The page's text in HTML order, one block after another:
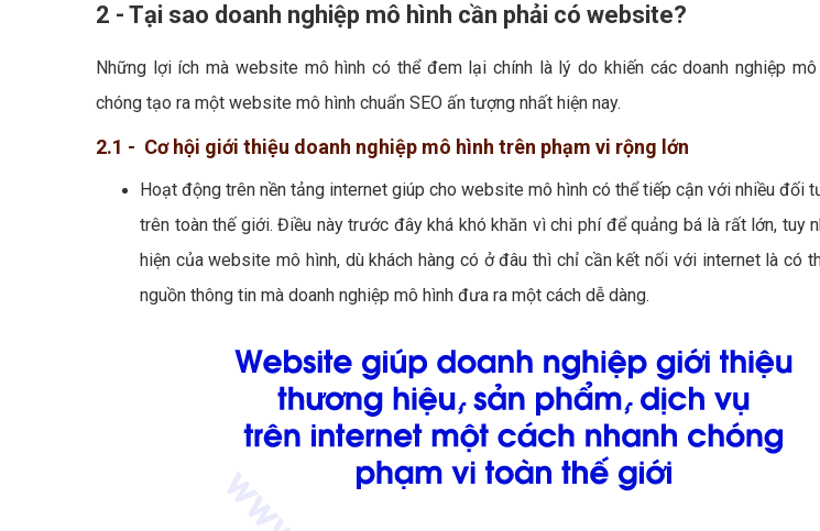
2 - Tại sao doanh nghiệp mô hình cần phải có website?
Những lợi ích mà website mô hình có thể đem lại chính là lý do khiến các doanh nghiệp mô
chóng tạo ra một website mô hình chuẩn SEO ấn tượng nhất hiện nay.
2.1 - Cơ hội giới thiệu doanh nghiệp mô hình trên phạm vi rộng lớn
Hoạt động trên nền tảng internet giúp cho website mô hình có thể tiếp cận với nhiều đối
trên toàn thế giới. Điều này trước đây khá khó khăn vì chi phí để quảng bá là rất lớn, tuy
hiện của website mô hình, dù khách hàng có ở đâu thì chỉ cần kết nối với internet là có
nguồn thông tin mà doanh nghiệp mô hình đưa ra một cách dễ dàng.